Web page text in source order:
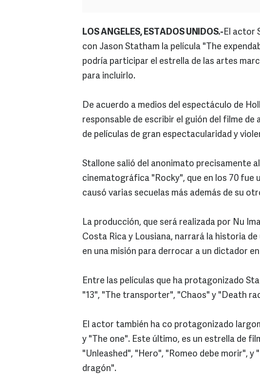
LOS ANGELES, ESTADOS UNIDOS.-El actor
con Jason Statham la película "The
podría participar el estrella de las artes
para incluirlo.
De acuerdo a medios del espectáculo de
responsable de escribir el guión del filme de
de películas de gran espectacularidad y
Stallone salió del anonimato precisamente
cinematográfica "Rocky", que en los 70 fue
causó varias secuelas más además de su
La producción, que será realizada por Nu
Costa Rica y Lousiana, narrará la historia
en una misión para derrocar a un dictador
Entre las películas que ha protagonizado
"13", "The transporter", "Chaos" y "Death
El actor también ha co protagonizado
y "The one". Este último, es un estrella de
"Unleashed", "Hero", "Romeo debe morir", y
dragón".